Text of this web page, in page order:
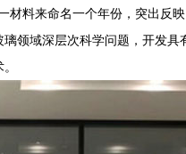
料来命名一个年份，突出反
领域深层次科学问题，开发